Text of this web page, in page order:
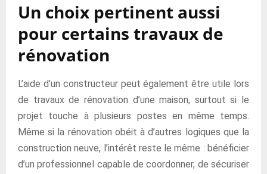
Un choix pertinent aussi
pour certains travaux de
rénovation
L’aide d’un constructeur peut également être utile lors
de travaux de rénovation d’une maison, surtout si le
projet touche à plusieurs postes en même temps.
Même si la rénovation obéit à d’autres logiques que la
construction neuve, l’intérêt reste le même : bénéficier
d’un professionnel capable de coordonner, de sécuriser